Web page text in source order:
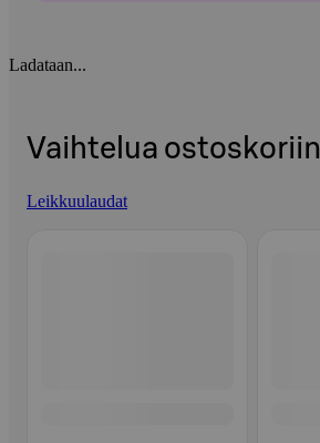
Ladataan...
Vaihtelua ostoskoriin
Leikkuulaudat